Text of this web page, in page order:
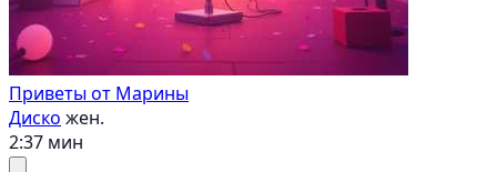
Приветы от Марины
Диско жен.
2:37 мин